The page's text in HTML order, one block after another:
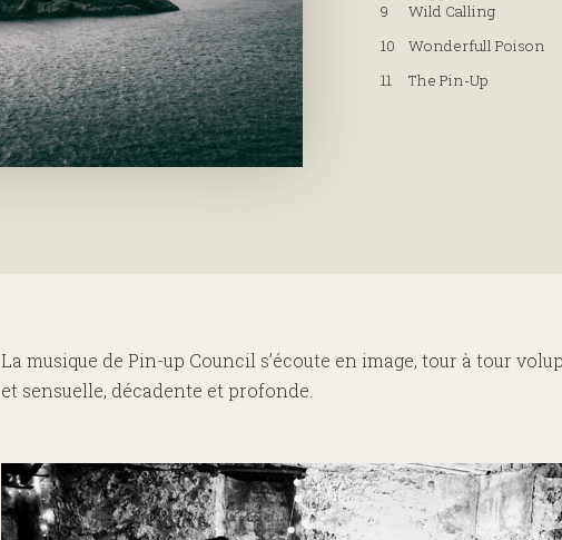
9 Wild Calling
10 Wonderfull Poison
11 The Pin-Up
​La musique de Pin-up Council s’écoute en image, tour à tour
et sensuelle, décadente et profonde.